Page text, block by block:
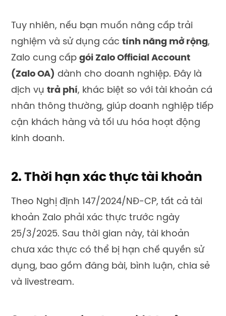
Tuy nhiên, nếu bạn muốn nâng cấp trải
nghiệm và sử dụng các tính năng mở rộng,
Zalo cung cấp gói Zalo Official Account
(Zalo OA) dành cho doanh nghiệp. Đây là
dịch vụ trả phí, khác biệt so với tài khoản cá
nhân thông thường, giúp doanh nghiệp tiếp
cận khách hàng và tối ưu hóa hoạt động
kinh doanh.
2. Thời hạn xác thực tài khoản
Theo Nghị định 147/2024/NĐ-CP, tất cả tài
khoản Zalo phải xác thực trước ngày
25/3/2025. Sau thời gian này, tài khoản
chưa xác thực có thể bị hạn chế quyền sử
dụng, bao gồm đăng bài, bình luận, chia sẻ
và livestream.